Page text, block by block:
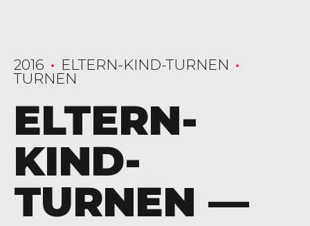
2016
ELTERN-KIND-TURNEN
TURNEN
ELTERN-
KIND-
TURNEN —